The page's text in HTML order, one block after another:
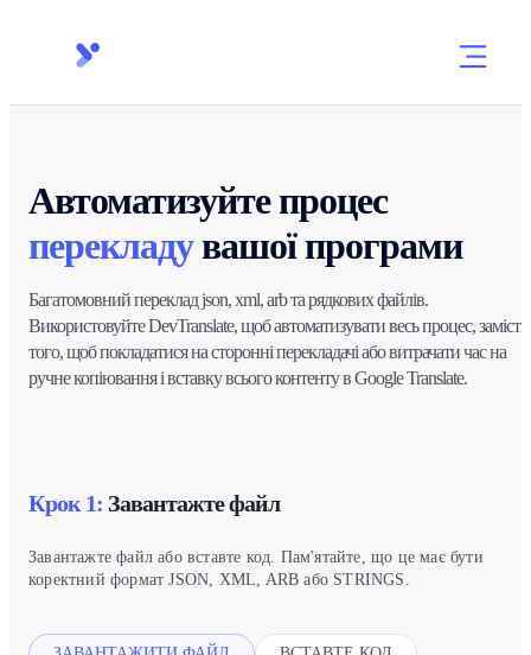
Автоматизуйте процес
перекладувашої програми
Багатомовний переклад json, xml, arb та рядкових файлів.
Використовуйте DevTranslate, щоб автоматизувати весь процес, замість
того, щоб покладатися на сторонні перекладачі або витрачати час на
ручне копіювання і вставку всього контенту в Google Translate.
Крок 1: Завантажте файл
Завантажте файл або вставте код. Пам'ятайте, що це має бути
коректний формат JSON, XML, ARB або STRINGS.